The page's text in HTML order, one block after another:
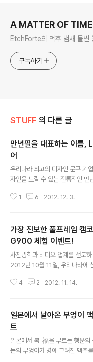
A MATTER OF TIME
EtchForte의 덕후 냄새 물씬
구독하기
STUFF 의 다른 글
만년필을 대표하는 이름,
어
우리나라 최고의 디자인 문구 기
자인을 느낄 수 있는 전통적인
일부터 12월 2일까지 차례로
죄송....ㅜㅜ 이미 팝업 스토어는
는지 안국점을 사진으로 찾아가
디자인 프로덕트를 판매하고 있
베이커리 등을 판매하는 카페, 두
뭐 내가 워낙 관심있는 분야라 이
은 많이 소개했던 것 같네 ㅋㅋ 각
1 6 2012. 12. 3.
가장 진보한 풀프레임 캠
G900 체험 이벤트!
사진광학과 비디오 업계를 선도
2012년 10월 11일, 우리나라에
부하는 풀프레임 캠코더 NEX-
그것. 그 중 풀프레임 캠코더
수 있는 행사가 열렸다. 선착순
VG900과 명품렌즈 칼 자이스
험의 시작을 사진으로 알리려고
환식 캠코더 NEX-VG900은 소
4 2 2012. 11. 14.
일본에서 날아온 부엉이
트
일본에서 복_福을 부르는 행운의
눈의 부엉이가 병에 그려진 맥주